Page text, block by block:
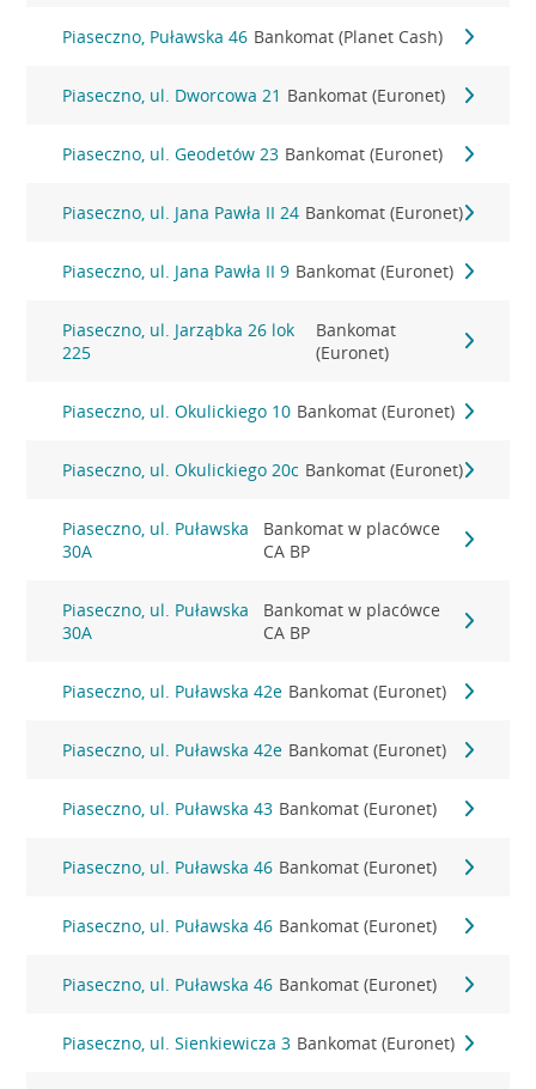
Piaseczno, Puławska 46 Bankomat (Planet Cash)
Piaseczno, ul. Dworcowa 21 Bankomat (Euronet)
Piaseczno, ul. Geodetów 23 Bankomat (Euronet)
Piaseczno, ul. Jana Pawła II 24 Bankomat (Euronet)
Piaseczno, ul. Jana Pawła II 9 Bankomat (Euronet)
Piaseczno, ul. Jarząbka 26 lok
225
Bankomat
(Euronet)
Piaseczno, ul. Okulickiego 10 Bankomat (Euronet)
Piaseczno, ul. Okulickiego 20c Bankomat (Euronet)
Piaseczno, ul. Puławska
30A
Bankomat w placówce
CA BP
Piaseczno, ul. Puławska
30A
Bankomat w placówce
CA BP
Piaseczno, ul. Puławska 42e Bankomat (Euronet)
Piaseczno, ul. Puławska 42e Bankomat (Euronet)
Piaseczno, ul. Puławska 43 Bankomat (Euronet)
Piaseczno, ul. Puławska 46 Bankomat (Euronet)
Piaseczno, ul. Puławska 46 Bankomat (Euronet)
Piaseczno, ul. Puławska 46 Bankomat (Euronet)
Piaseczno, ul. Sienkiewicza 3 Bankomat (Euronet)